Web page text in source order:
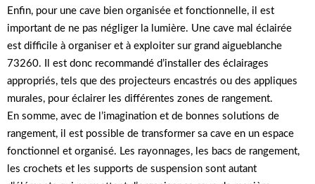
Enfin, pour une cave bien organisée et fonctionnelle, il est
important de ne pas négliger la lumière. Une cave mal éclairée
est difficile à organiser et à exploiter sur grand aigueblanche
73260. Il est donc recommandé d’installer des éclairages
appropriés, tels que des projecteurs encastrés ou des appliques
murales, pour éclairer les différentes zones de rangement.
En somme, avec de l’imagination et de bonnes solutions de
rangement, il est possible de transformer sa cave en un espace
fonctionnel et organisé. Les rayonnages, les bacs de rangement,
les crochets et les supports de suspension sont autant